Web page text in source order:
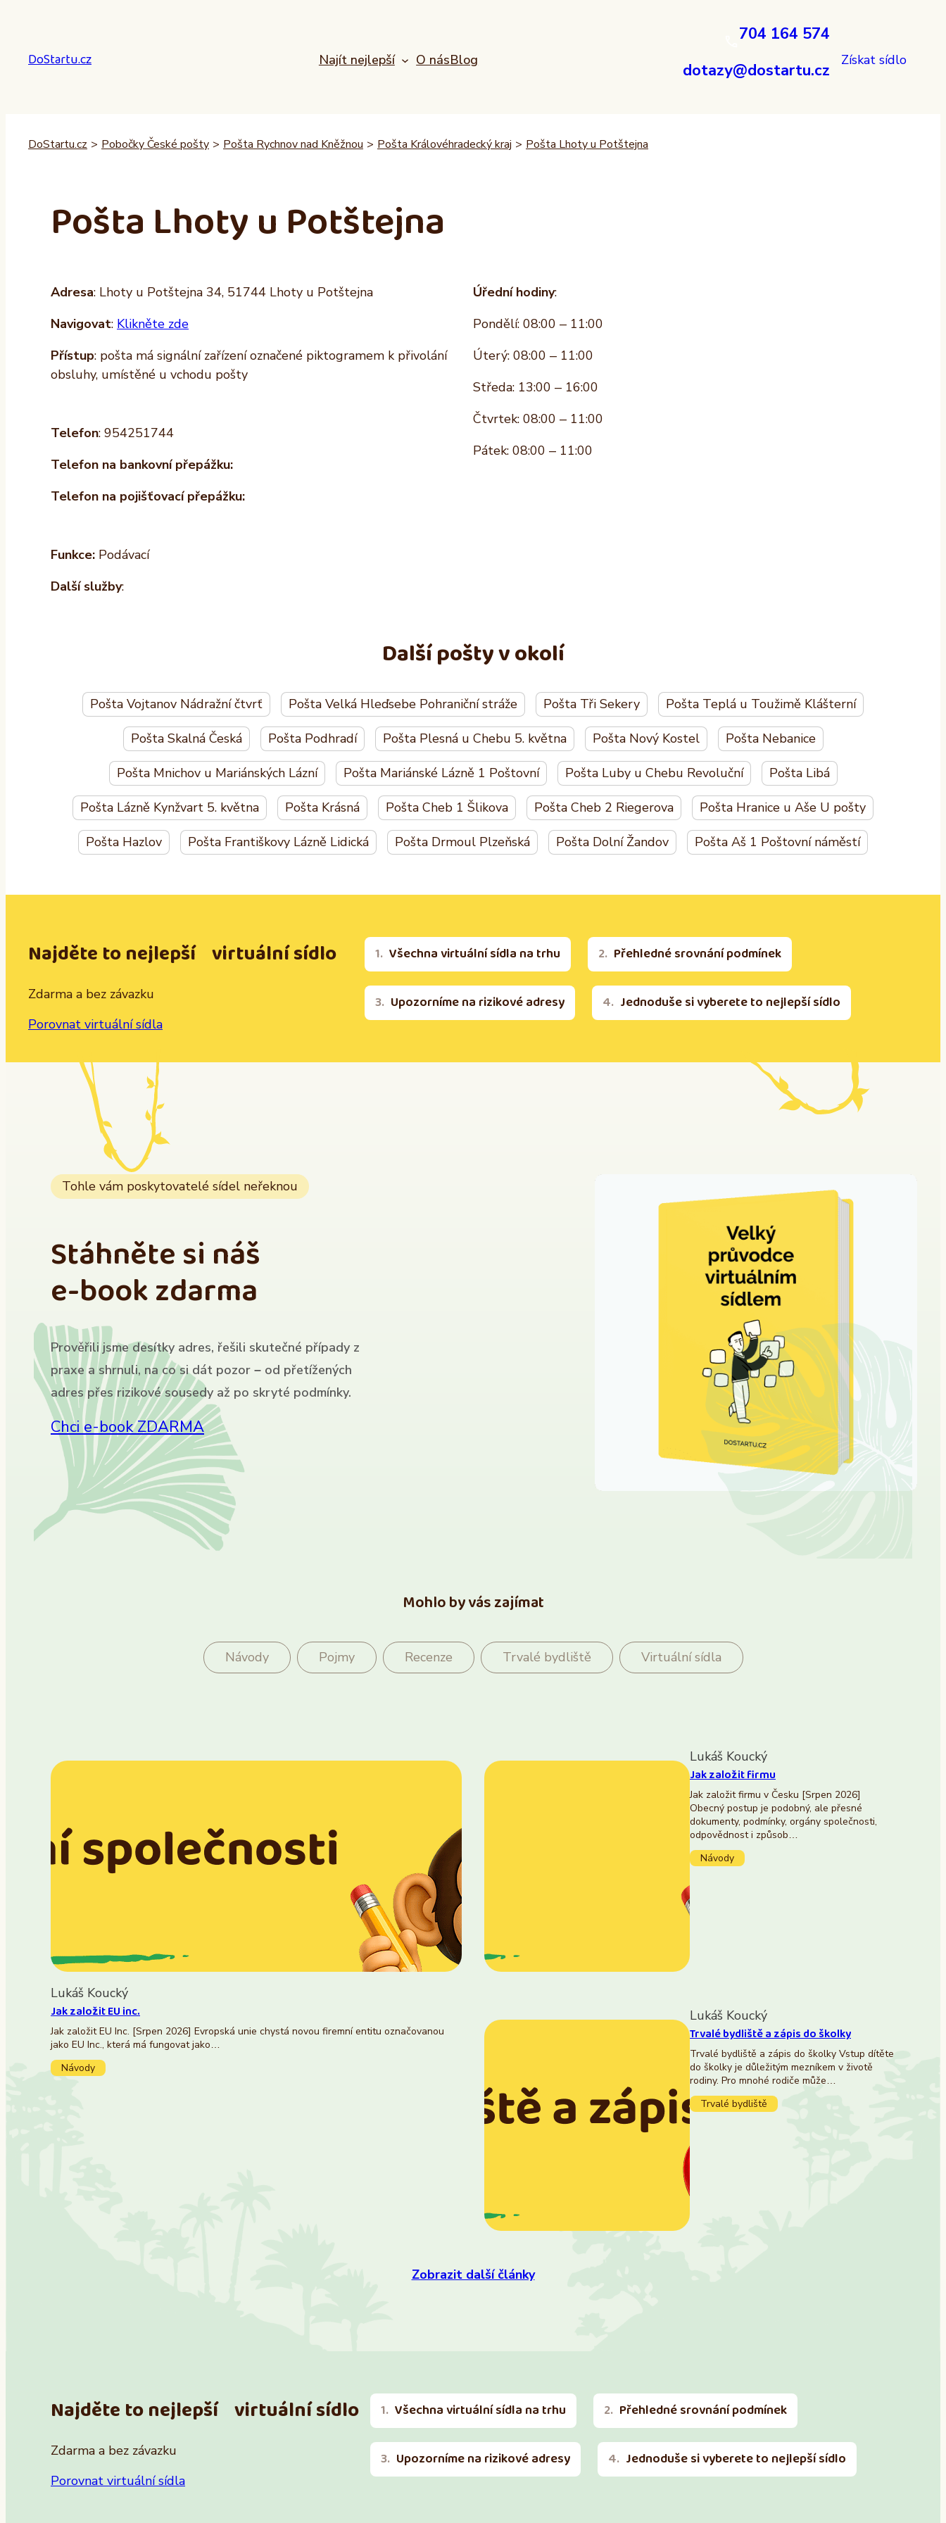
DoStartu.cz Najít nejlepší O násBlog
704 164 574
dotazy@dostartu.cz
Získat sídlo
DoStartu.cz > Pobočky České pošty > Pošta Rychnov nad Kněžnou > Pošta Královéhradecký kraj > Pošta Lhoty u Potštejna
Pošta Lhoty u Potštejna
Adresa: Lhoty u Potštejna 34, 51744 Lhoty u Potštejna
Navigovat: Klikněte zde
Přístup: pošta má signální zařízení označené piktogramem k přivolání
obsluhy, umístěné u vchodu pošty
Telefon: 954251744
Telefon na bankovní přepážku:
Telefon na pojišťovací přepážku:
Úřední hodiny:
Pondělí: 08:00 – 11:00
Úterý: 08:00 – 11:00
Středa: 13:00 – 16:00
Čtvrtek: 08:00 – 11:00
Pátek: 08:00 – 11:00
Funkce: Podávací
Další služby:
Další pošty v okolí
Pošta Vojtanov Nádražní čtvrť Pošta Velká Hleďsebe Pohraniční stráže Pošta Tři Sekery Pošta Teplá u Toužimě Klášterní
Pošta Skalná Česká Pošta Podhradí Pošta Plesná u Chebu 5. května Pošta Nový Kostel Pošta Nebanice
Pošta Mnichov u Mariánských Lázní Pošta Mariánské Lázně 1 Poštovní Pošta Luby u Chebu Revoluční Pošta Libá
Pošta Lázně Kynžvart 5. května Pošta Krásná Pošta Cheb 1 Šlikova Pošta Cheb 2 Riegerova Pošta Hranice u Aše U pošty
Pošta Hazlov Pošta Františkovy Lázně Lidická Pošta Drmoul Plzeňská Pošta Dolní Žandov Pošta Aš 1 Poštovní náměstí
Najděte to nejlepší virtuální sídlo
Zdarma a bez závazku
Porovnat virtuální sídla
Všechna virtuální sídla na trhu Přehledné srovnání podmínek
Upozorníme na rizikové adresy Jednoduše si vyberete to nejlepší sídlo
Tohle vám poskytovatelé sídel neřeknou
Stáhněte si náš
e-book zdarma
Prověřili jsme desítky adres, řešili skutečné případy z
praxe a shrnuli, na co si dát pozor – od přetížených
adres přes rizikové sousedy až po skryté podmínky.
Chci e-book ZDARMA
Mohlo by vás zajímat
Návody Pojmy Recenze Trvalé bydliště Virtuální sídla
Lukáš Koucký
Jak založit EU inc.
Jak založit EU Inc. [Srpen 2026] Evropská unie chystá novou firemní entitu označovanou
jako EU Inc., která má fungovat jako…
Návody
Lukáš Koucký
Jak založit firmu
Jak založit firmu v Česku [Srpen 2026]
Obecný postup je podobný, ale přesné
dokumenty, podmínky, orgány společnosti,
odpovědnost i způsob…
Návody
Lukáš Koucký
Trvalé bydliště a zápis do školky
Trvalé bydliště a zápis do školky Vstup dítěte
do školky je důležitým mezníkem v životě
rodiny. Pro mnohé rodiče může…
Trvalé bydliště
Zobrazit další články
Najděte to nejlepší virtuální sídlo
Zdarma a bez závazku
Porovnat virtuální sídla
Všechna virtuální sídla na trhu Přehledné srovnání podmínek
Upozorníme na rizikové adresy Jednoduše si vyberete to nejlepší sídlo